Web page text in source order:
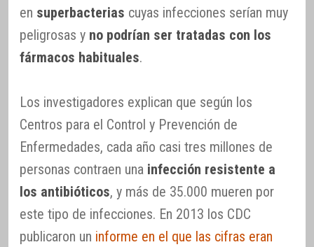
en superbacterias cuyas infecciones serían muy
peligrosas y no podrían ser tratadas con los
fármacos habituales.
Los investigadores explican que según los
Centros para el Control y Prevención de
Enfermedades, cada año casi tres millones de
personas contraen una infección resistente a
los antibióticos, y más de 35.000 mueren por
este tipo de infecciones. En 2013 los CDC
publicaron un informe en el que las cifras eran